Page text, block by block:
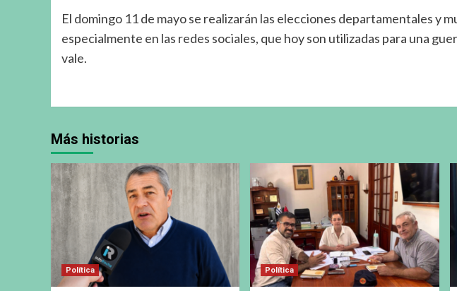
El domingo 11 de mayo se realizarán las elecciones departamentales y
especialmente en las redes sociales, que hoy son utilizadas para una
vale.
Más historias
Política Política